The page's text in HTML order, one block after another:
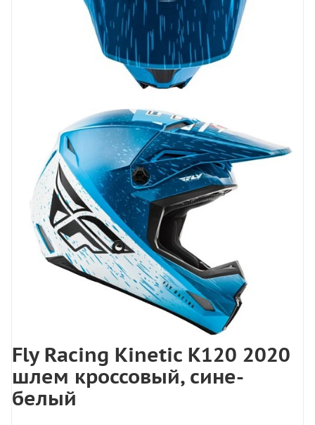
Fly Racing Kinetic K120 2020
шлем кроссовый, сине-
белый